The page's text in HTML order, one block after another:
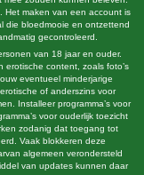
Het maken van een account is
die bloedmooie en ontzettend
gecontroleerd.
van 18 jaar en ouder.
content, zoals foto’s
eventueel minderjarige
of anderszins voor
Installeer programma’s voor
voor ouderlijk toezicht
zodanig dat toegang tot
Vaak blokkeren deze
algemeen verondersteld
van updates kunnen daar